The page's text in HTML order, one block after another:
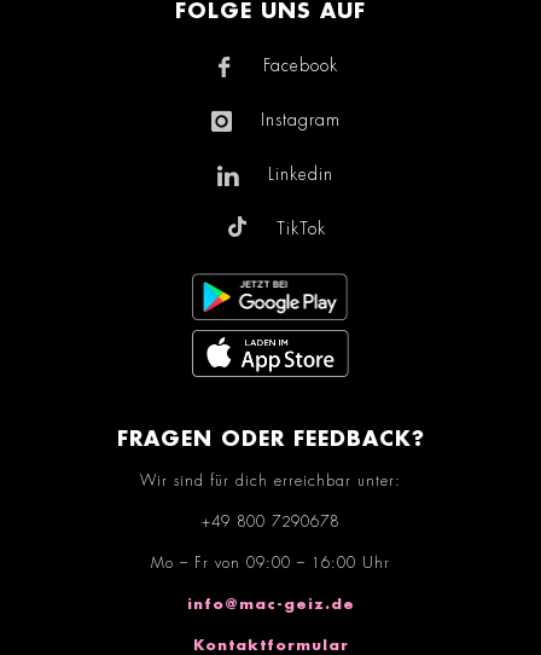
FOLGE UNS AUF
Facebook
Instagram
Linkedin
TikTok
FRAGEN ODER FEEDBACK?
Wir sind für dich erreichbar unter:
+49 800 7290678
Mo – Fr von 09:00 – 16:00 Uhr
info@mac-geiz.de
Kontaktformular